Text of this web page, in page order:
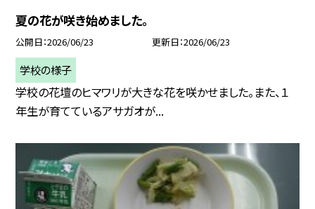
夏の花が咲き始めました。
公開日 2026/06/23 更新日 2026/06/23
学校の様子
学校の花壇のヒマワリが大きな花を咲かせました。また、１
年生が育てているアサガオが...